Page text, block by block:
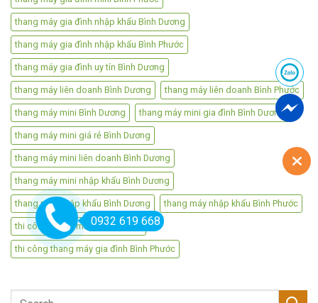
thang máy gia đình nhập khẩu Bình Dương
thang máy gia đình nhập khẩu Bình Phước
thang máy gia đình uy tín Bình Dương
thang máy liên doanh Bình Dương thang máy liên doanh Bình Phước
thang máy mini Bình Dương thang máy mini gia đình Bình Dương
thang máy mini giá rẻ Bình Dương
thang máy mini liên doanh Bình Dương
thang máy mini nhập khẩu Bình Dương
thang máy nhập khẩu Bình Dương thang máy nhập khẩu Bình Phước
thi công thang máy bình dương
thi công thang máy gia đình Bình Phước
Search
0932 619 668